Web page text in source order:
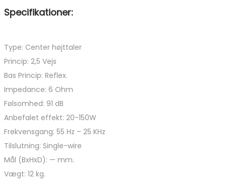
Specifikationer:
Type: Center højttaler
Princip: 2,5 Vejs
Bas Princip: Reflex.
Impedance: 6 Ohm
Følsomhed: 91 dB
Anbefalet effekt: 20-150W
Frekvensgang: 55 Hz – 25 KHz
Tilslutning: Single-wire
Mål (BxHxD): — mm.
Vægt: 12 kg.